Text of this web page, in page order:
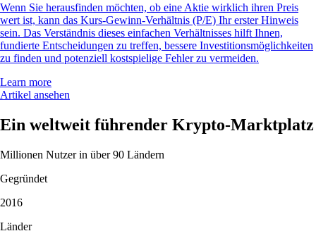
Wenn Sie herausfinden möchten, ob eine Aktie wirklich ihren Preis
wert ist, kann das Kurs-Gewinn-Verhältnis (P/E) Ihr erster Hinweis
sein. Das Verständnis dieses einfachen Verhältnisses hilft Ihnen,
fundierte Entscheidungen zu treffen, bessere Investitionsmöglichkeiten
zu finden und potenziell kostspielige Fehler zu vermeiden.
Learn more
Artikel ansehen
Ein weltweit führender Krypto-Marktplatz
Millionen Nutzer in über 90 Ländern
Gegründet
2016
Länder